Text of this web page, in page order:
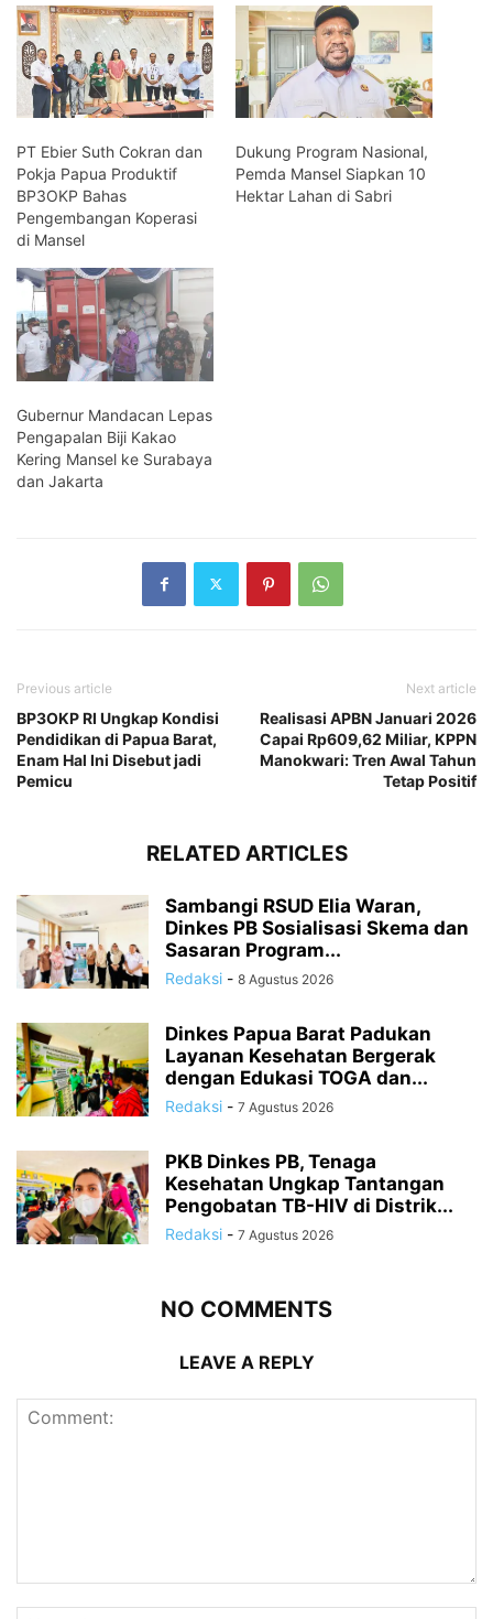
PT Ebier Suth Cokran dan
Pokja Papua Produktif
BP3OKP Bahas
Pengembangan Koperasi
di Mansel
Dukung Program Nasional,
Pemda Mansel Siapkan 10
Hektar Lahan di Sabri
Gubernur Mandacan Lepas
Pengapalan Biji Kakao
Kering Mansel ke Surabaya
dan Jakarta
Previous article
BP3OKP RI Ungkap Kondisi
Pendidikan di Papua Barat,
Enam Hal Ini Disebut jadi
Pemicu
Next article
Realisasi APBN Januari 2026
Capai Rp609,62 Miliar, KPPN
Manokwari: Tren Awal Tahun
Tetap Positif
RELATED ARTICLES
Sambangi RSUD Elia Waran,
Dinkes PB Sosialisasi Skema dan
Sasaran Program...
Redaksi - 8 Agustus 2026
Dinkes Papua Barat Padukan
Layanan Kesehatan Bergerak
dengan Edukasi TOGA dan...
Redaksi - 7 Agustus 2026
PKB Dinkes PB, Tenaga
Kesehatan Ungkap Tantangan
Pengobatan TB-HIV di Distrik...
Redaksi - 7 Agustus 2026
NO COMMENTS
LEAVE A REPLY